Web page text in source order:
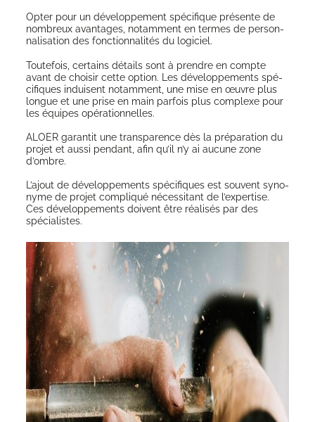
Opter pour un déve­lop­pe­ment spé­ci­fique pré­sente de
nom­breux avan­tages, notam­ment en termes de per­son­
na­li­sa­tion des fonc­tion­na­li­tés du logiciel.
Tou­te­fois, cer­tains détails sont à prendre en compte
avant de choi­sir cette option. Les déve­lop­pe­ments spé­
ci­fiques induisent notam­ment, une mise en œuvre plus
longue et une prise en main par­fois plus com­plexe pour
les équipes opérationnelles.
ALOER garan­tit une trans­pa­rence dès la pré­pa­ra­tion du
pro­jet et aus­si pen­dant, afin qu’il n’y ai aucune zone
d’ombre.
L’a­jout de déve­lop­pe­ments spé­ci­fiques est sou­vent syno­
nyme de pro­jet com­pli­qué néces­si­tant de l’expertise.
Ces déve­lop­pe­ments doivent être réa­li­sés par des
spécialistes.